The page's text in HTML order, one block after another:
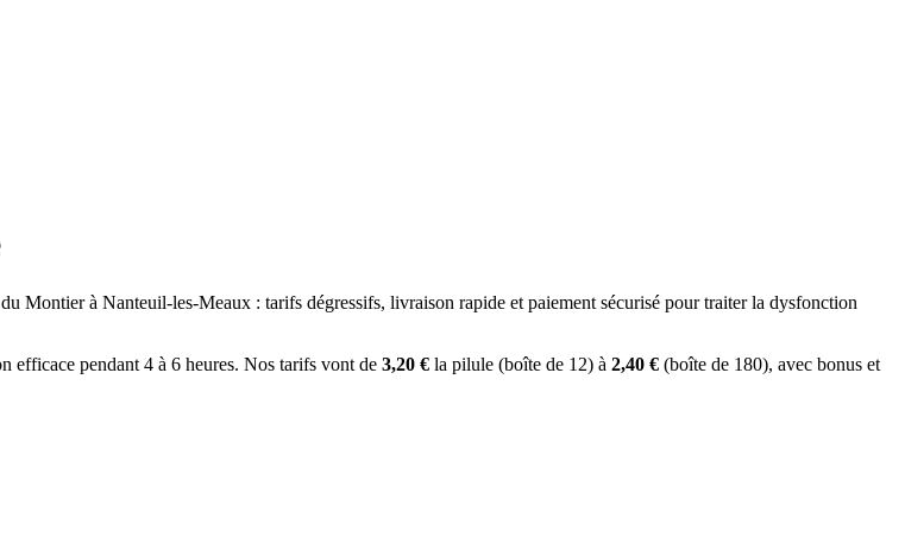
Montier à Nanteuil‐les‐Meaux : tarifs dégressifs, livraison rapide et paiement sécurisé pour traiter la dysfonction
efficace pendant 4 à 6 heures. Nos tarifs vont de 3,20 € la pilule (boîte de 12) à 2,40 € (boîte de 180), avec bonus et